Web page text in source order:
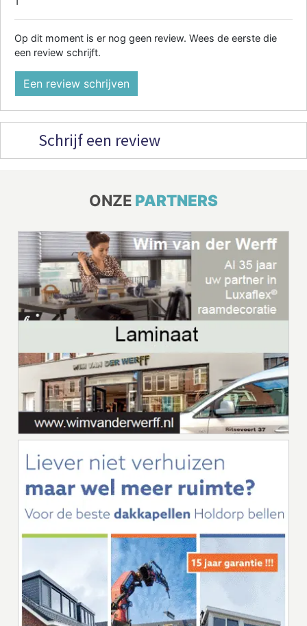
Op dit moment is er nog geen review. Wees de eerste die
een review schrijft.
Een review schrijven
Schrijf een review
ONZE PARTNERS